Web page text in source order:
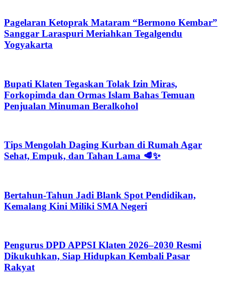
Pagelaran Ketoprak Mataram “Bermono Kembar”
Sanggar Laraspuri Meriahkan Tegalgendu
Yogyakarta
Bupati Klaten Tegaskan Tolak Izin Miras,
Forkopimda dan Ormas Islam Bahas Temuan
Penjualan Minuman Beralkohol
Tips Mengolah Daging Kurban di Rumah Agar
Sehat, Empuk, dan Tahan Lama 🥩✨
Bertahun-Tahun Jadi Blank Spot Pendidikan,
Kemalang Kini Miliki SMA Negeri
Pengurus DPD APPSI Klaten 2026–2030 Resmi
Dikukuhkan, Siap Hidupkan Kembali Pasar
Rakyat